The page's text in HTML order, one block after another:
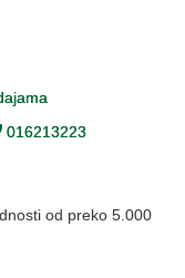
016213223
od preko 5.000